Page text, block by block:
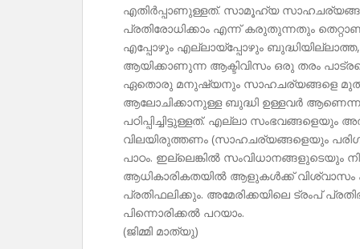
എതിർപ്പാണുള്ളത്. സാമൂഹ്യ
പ്രതിരോധിക്കാം എന്ന് കരുതുന്നതും
എപ്പോഴും എല്ലായ്പ്പോഴും
ആയിക്കാണുന്ന ആക്ടിവിസം ഒരു തരം
ഏതൊരു മനുഷ്യനും സാഹചര്യങ്ങളെ
ആലോചിക്കാനുള്ള ബുദ്ധി ഉള്ളവർ
പഠിപ്പിച്ചിട്ടുള്ളത്. എല്ലാ
വിലയിരുത്തണം (സാഹചര്യങ്ങളെയും
പാഠം. ഇല്ലെങ്കിൽ സംവിധാനങ്ങളുടെയും
ആധികാരികതയിൽ ആളുകൾക്ക് വിശ്വാസം
പ്രതിഫലിക്കും. അമേരിക്കയിലെ ട്രംപ്
പിന്നൊരിക്കൽ പറയാം.
(ജിമ്മി മാത്യു)